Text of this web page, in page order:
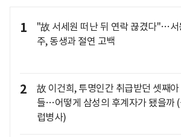
1
"故 서세원 떠난 뒤 연락 끊겼다"…서
주, 동생과 절연 고백
2
故 이건희, 투명인간 취급받던 셋째아
들…어떻게 삼성의 후계자가 됐을까
럽병사)